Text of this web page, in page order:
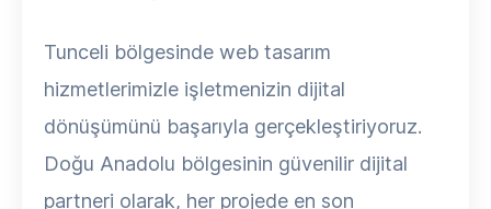
Tunceli bölgesinde web tasarım
hizmetlerimizle işletmenizin dijital
dönüşümünü başarıyla gerçekleştiriyoruz.
Doğu Anadolu bölgesinin güvenilir dijital
partneri olarak, her projede en son